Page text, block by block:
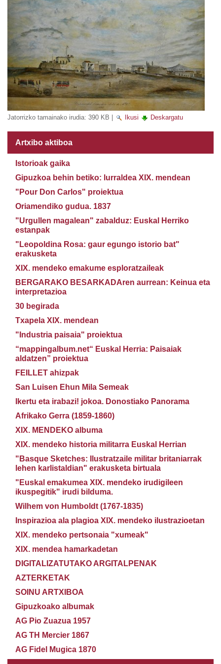
Jatorrizko tamainako irudia: 390 KB Ikusi Deskargatu
Artxibo aktiboa
Istorioak gaika
Gipuzkoa behin betiko: lurraldea XIX. mendean
"Pour Don Carlos" proiektua
Oriamendiko gudua. 1837
"Urgullen magalean" zabalduz: Euskal Herriko
estanpak
"Leopoldina Rosa: gaur egungo istorio bat"
erakusketa
XIX. mendeko emakume esploratzaileak
BERGARAKO BESARKADAren aurrean: Keinua eta
interpretazioa
30 begirada
Txapela XIX. mendean
"Industria paisaia" proiektua
“mappingalbum.net“ Euskal Herria: Paisaiak
aldatzen” proiektua
FEILLET ahizpak
San Luisen Ehun Mila Semeak
Ikertu eta irabazi! jokoa. Donostiako Panorama
Afrikako Gerra (1859-1860)
XIX. MENDEKO albuma
XIX. mendeko historia militarra Euskal Herrian
"Basque Sketches: Ilustratzaile militar britaniarrak
lehen karlistaldian" erakusketa birtuala
"Euskal emakumea XIX. mendeko irudigileen
ikuspegitik" irudi bilduma.
Wilhem von Humboldt (1767-1835)
Inspirazioa ala plagioa XIX. mendeko ilustrazioetan
XIX. mendeko pertsonaia "xumeak"
XIX. mendea hamarkadetan
DIGITALIZATUTAKO ARGITALPENAK
AZTERKETAK
SOINU ARTXIBOA
Gipuzkoako albumak
AG Pio Zuazua 1957
AG TH Mercier 1867
AG Fidel Mugica 1870